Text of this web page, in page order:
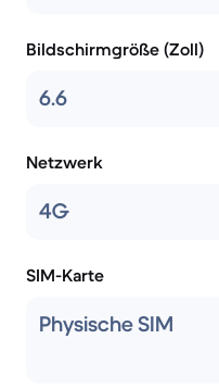
Bildschirmgröße (Zoll)
6.6
Netzwerk
4G
SIM-Karte
Physische SIM